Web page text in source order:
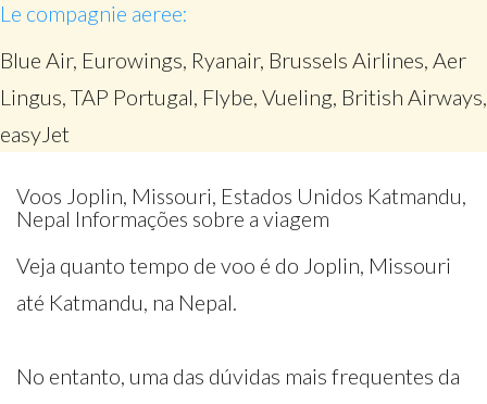
Le compagnie aeree:
Blue Air, Eurowings, Ryanair, Brussels Airlines, Aer
Lingus, TAP Portugal, Flybe, Vueling, British Airways,
easyJet
Voos Joplin, Missouri, Estados Unidos Katmandu,
Nepal Informações sobre a viagem
Veja quanto tempo de voo é do Joplin, Missouri
até Katmandu, na Nepal.
No entanto, uma das dúvidas mais frequentes da